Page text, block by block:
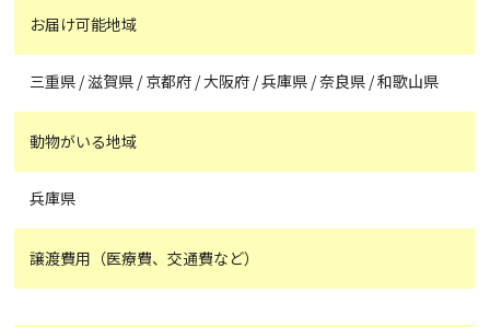
お届け可能地域
三重県 / 滋賀県 / 京都府 / 大阪府 / 兵庫県 / 奈良県 / 和歌山県
動物がいる地域
兵庫県
譲渡費用（医療費、交通費など）